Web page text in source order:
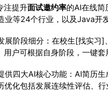
注提升面试邀约率的AI在线简
业等24个行业，以及Java
展阶段细分：在校生[找实
户可根据自身阶段，一键套
供四大AI核心功能：AI简历
优化包括发展连续性评估、